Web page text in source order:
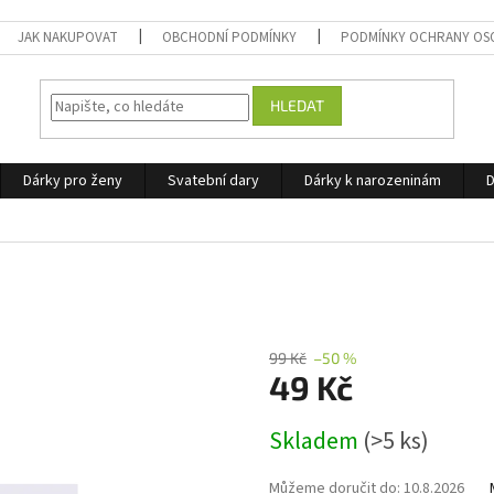
JAK NAKUPOVAT OBCHODNÍ PODMÍNKY PODMÍNKY OCHRANY
HLEDAT
Dárky pro ženy Svatební dary Dárky k narozeninám
99 Kč –50 %
49 Kč
cena:
Skladem (>5 ks)
Můžeme doručit do: 10.8.2026